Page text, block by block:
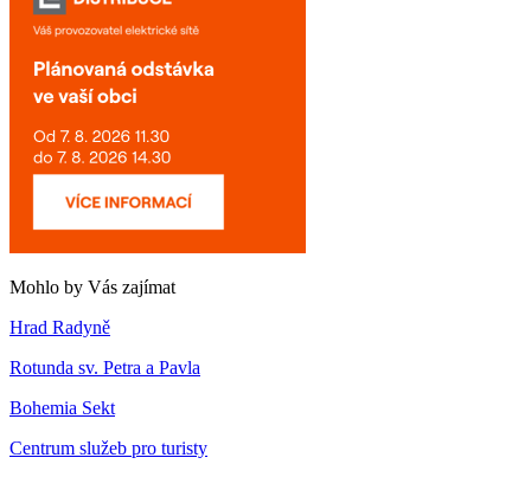
Mohlo by Vás zajímat
Hrad Radyně
Rotunda sv. Petra a Pavla
Bohemia Sekt
Centrum služeb pro turisty